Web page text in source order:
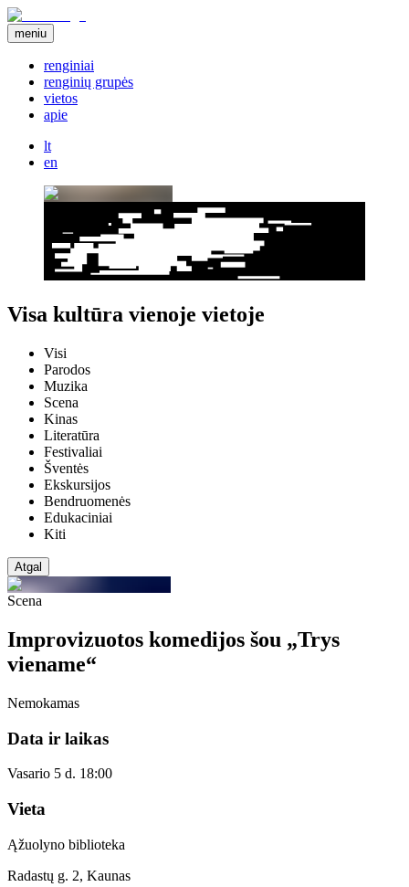
meniu
renginiai
renginių grupės
vietos
apie
lt
en
Visa kultūra vienoje vietoje
Visi
Parodos
Muzika
Scena
Kinas
Literatūra
Festivaliai
Šventės
Ekskursijos
Bendruomenės
Edukaciniai
Kiti
Atgal
Scena
Improvizuotos komedijos šou „Trys
viename“
Nemokamas
Data ir laikas
Vasario 5 d. 18:00
Vieta
Ąžuolyno biblioteka
Radastų g. 2, Kaunas